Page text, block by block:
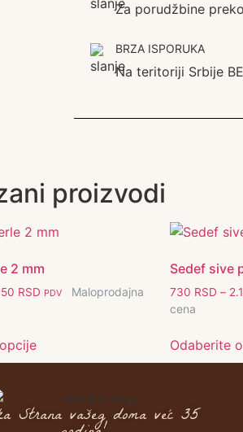
Za porudžbine
BRZA ISPORUKA
Na teritoriji Srbije
proizvodi
2 mm
RSD PDV
Maloprodajna
Sedef sive
730 RSD –
cena
Odaberite
Strana vašeg doma već 35